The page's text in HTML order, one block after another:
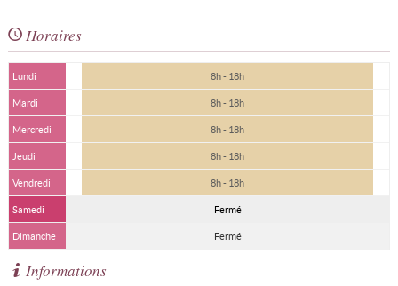
Horaires
Lundi 8h - 18h
Mardi 8h - 18h
Mercredi 8h - 18h
Jeudi 8h - 18h
Vendredi 8h - 18h
Samedi Fermé
Dimanche Fermé
Informations